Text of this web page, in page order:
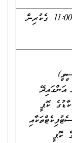
އަންގައިދޭ
ކޮޕީ
ކޮޕީ